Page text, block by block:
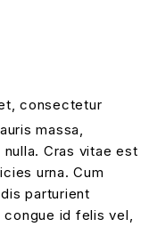
consectetur
massa,
Cras vitae est
urna. Cum
parturient
congue id felis vel,